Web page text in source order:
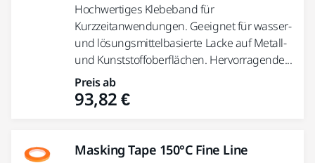
Hochwertiges Klebeband für
Kurzzeitanwendungen. Geeignet für wasser-
und lösungsmittelbasierte Lacke auf Metall-
und Kunststoffoberflächen. Hervorragende...
Preis ab
93,82 €
Masking Tape 150°C Fine Line